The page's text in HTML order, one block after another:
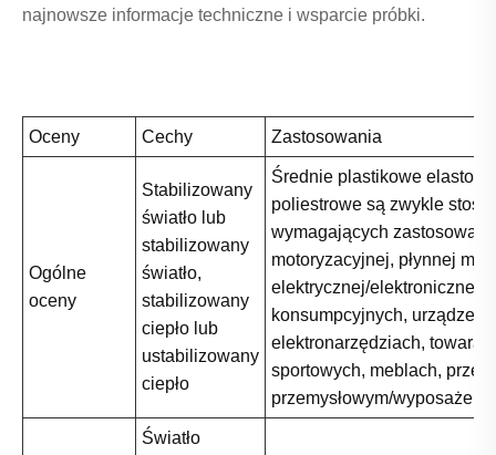
najnowsze informacje techniczne i wsparcie próbki.
Oceny Cechy Zastosowania
Ogólne
oceny
Stabilizowany
światło lub
stabilizowany
światło,
stabilizowany
ciepło lub
ustabilizowany
ciepło
Średnie plastikowe
poliestrowe są zwykle
wymagających
motoryzacyjnej, płynnej
elektrycznej/elektronicznej,
konsumpcyjnych, urządzeń i
elektronarzędziach,
sportowych, meblach,
przemysłowym/
Światło